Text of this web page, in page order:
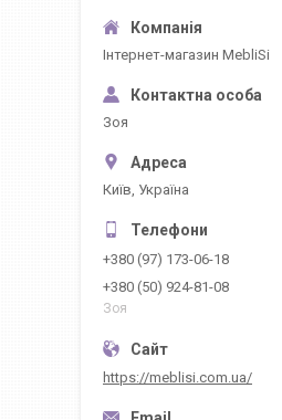
Інтернет-магазин MebliSi
Зоя
Київ, Україна
+380 (97) 173-06-18
+380 (50) 924-81-08
Зоя
https://meblisi.com.ua/